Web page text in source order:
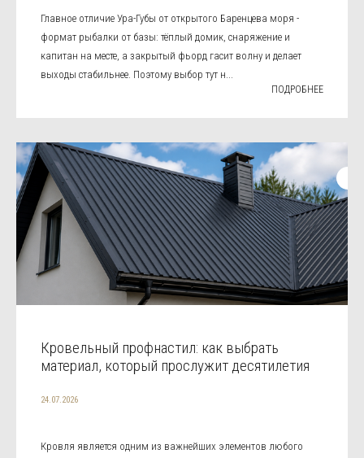
Главное отличие Ура-Губы от открытого Баренцева моря -
формат рыбалки от базы: тёплый домик, снаряжение и
капитан на месте, а закрытый фьорд гасит волну и делает
выходы стабильнее. Поэтому выбор тут н...
ПОДРОБНЕЕ
Кровельный профнастил: как выбрать
материал, который прослужит десятилетия
24.07.2026
Кровля является одним из важнейших элементов любого